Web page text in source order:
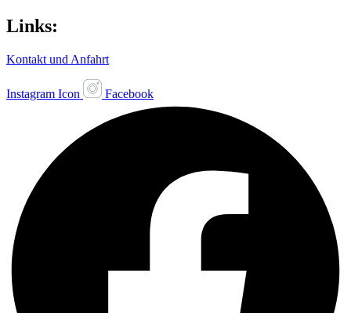
Links:
Kontakt und Anfahrt
Instagram Icon Facebook